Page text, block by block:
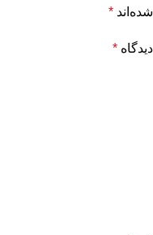
شده‌اند *
دیدگاه *